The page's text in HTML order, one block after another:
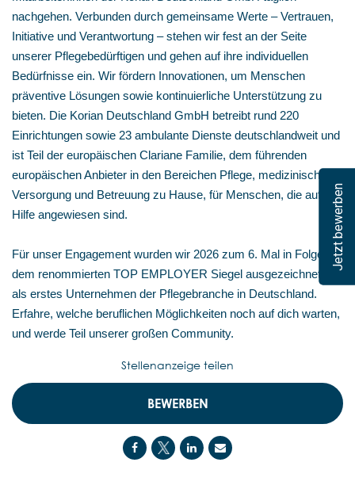
Jetzt bewerben
nachgehen. Verbunden durch gemeinsame Werte – Vertrauen,
Initiative und Verantwortung – stehen wir fest an der Seite
unserer Pflegebedürftigen und gehen auf ihre individuellen
Bedürfnisse ein. Wir fördern Innovationen, um Menschen
präventive Lösungen sowie kontinuierliche Unterstützung zu
bieten. Die Korian Deutschland GmbH betreibt rund 220
Einrichtungen sowie 23 ambulante Dienste deutschlandweit und
ist Teil der europäischen Clariane Familie, dem führenden
europäischen Anbieter in den Bereichen Pflege, medizinische
Versorgung und Betreuung zu Hause, für Menschen, die auf
Hilfe angewiesen sind.
Für unser Engagement wurden wir 2026 zum 6. Mal in Folge mit
dem renommierten TOP EMPLOYER Siegel ausgezeichnet –
als erstes Unternehmen der Pflegebranche in Deutschland.
Erfahre, welche beruflichen Möglichkeiten noch auf dich warten,
und werde Teil unserer großen Community.
BEWERBEN
Stellenanzeige teilen